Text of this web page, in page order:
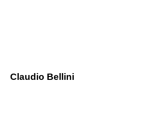
Claudio Bellini